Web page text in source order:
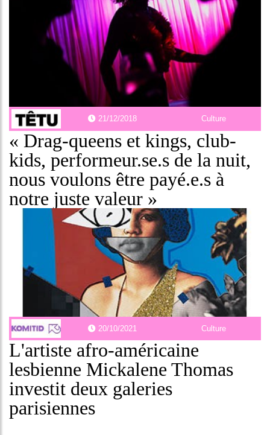
21/12/2018 Culture
« Drag-queens et kings, club-
kids, performeur.se.s de la nuit,
nous voulons être payé.e.s à
notre juste valeur »
20/10/2021 Culture
L'artiste afro-américaine
lesbienne Mickalene Thomas
investit deux galeries
parisiennes